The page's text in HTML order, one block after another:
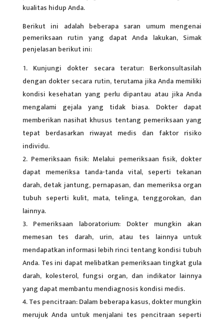
kualitas hidup Anda.
Berikut ini adalah beberapa saran umum mengenai
pemeriksaan rutin yang dapat Anda lakukan, Simak
penjelasan berikut ini:
Kunjungi dokter secara teratur: Berkonsultasilah
dengan dokter secara rutin, terutama jika Anda memiliki
kondisi kesehatan yang perlu dipantau atau jika Anda
mengalami gejala yang tidak biasa. Dokter dapat
memberikan nasihat khusus tentang pemeriksaan yang
tepat berdasarkan riwayat medis dan faktor risiko
individu.
Pemeriksaan fisik: Melalui pemeriksaan fisik, dokter
dapat memeriksa tanda-tanda vital, seperti tekanan
darah, detak jantung, pernapasan, dan memeriksa organ
tubuh seperti kulit, mata, telinga, tenggorokan, dan
lainnya.
Pemeriksaan laboratorium: Dokter mungkin akan
memesan tes darah, urin, atau tes lainnya untuk
mendapatkan informasi lebih rinci tentang kondisi tubuh
Anda. Tes ini dapat melibatkan pemeriksaan tingkat gula
darah, kolesterol, fungsi organ, dan indikator lainnya
yang dapat membantu mendiagnosis kondisi medis.
Tes pencitraan: Dalam beberapa kasus, dokter mungkin
merujuk Anda untuk menjalani tes pencitraan seperti